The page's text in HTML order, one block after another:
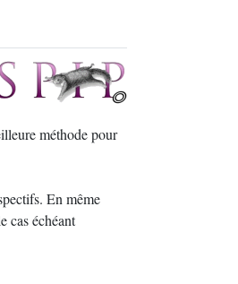
méthode pour
En même
cas échéant